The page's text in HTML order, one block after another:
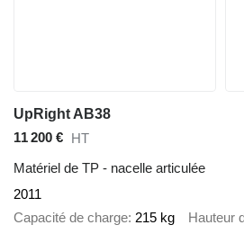
UpRight AB38
11 200 €
HT
Matériel de TP - nacelle articulée
2011
Capacité de charge 215 kg Hauteur